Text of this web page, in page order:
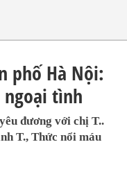
phố Hà Nội:
ngoại tình
đương với chị T..
T., Thức nổi máu